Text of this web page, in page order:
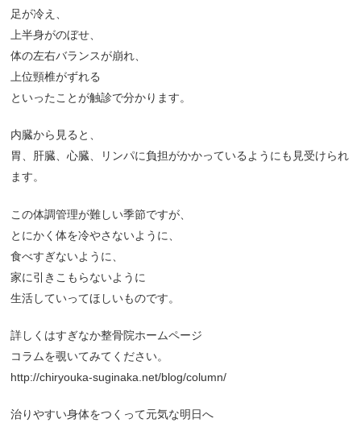
足が冷え、
上半身がのぼせ、
体の左右バランスが崩れ、
上位頸椎がずれる
といったことが触診で分かります。
内臓から見ると、
胃、肝臓、心臓、リンパに負担がかかっているようにも見受けられ
ます。
この体調管理が難しい季節ですが、
とにかく体を冷やさないように、
食べすぎないように、
家に引きこもらないように
生活していってほしいものです。
詳しくはすぎなか整骨院ホームページ
コラムを覗いてみてください。
http://chiryouka-suginaka.net/blog/column/
治りやすい身体をつくって元気な明日へ